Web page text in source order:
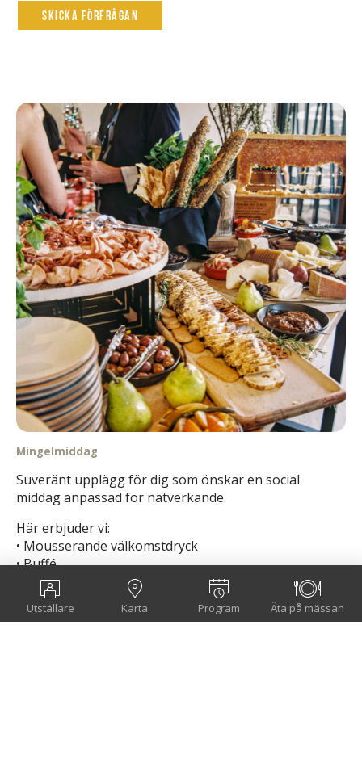
Skicka förfrågan
Mingelmiddag
Suveränt upplägg för dig som önskar en social
middag anpassad för nätverkande.
Här erbjuder vi:
• Mousserande välkomstdryck
• Buffé
• Två glas öl/vin/alkoholfritt
Allt serveras stående till era gäster.
Utställare Karta Program Äta på mässan